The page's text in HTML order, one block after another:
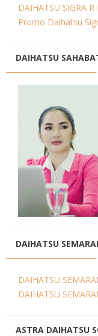
DAIHATSU SIGRA R
Promo Daihatsu
DAIHATSU
DAIHATSU
DAIHATSU
DAIHATSU
ASTRA DAIHATSU